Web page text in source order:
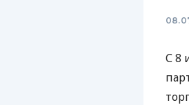
С 8